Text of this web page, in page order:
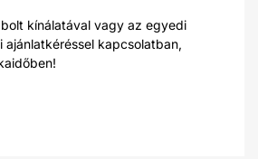
kínálatával vagy az egyedi
ajánlatkéréssel kapcsolatban,